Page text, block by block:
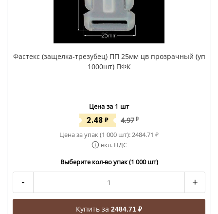
Фастекс (защелка-трезубец) ПП 25мм цв прозрачный (уп
1000шт) ПФК
Цена за 1 шт
2.48 ₽ 4.97 ₽
Цена за упак (1 000 шт):2484.71 ₽
вкл. НДС
Выберите кол-во упак (1 000 шт)
- +
Купить за 2484.71 ₽